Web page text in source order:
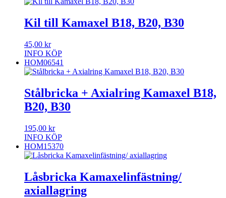
Kil till Kamaxel B18, B20, B30
45,00 kr
INFO KÖP
HOM06541
Stålbricka + Axialring Kamaxel B18,
B20, B30
195,00 kr
INFO KÖP
HOM15370
Låsbricka Kamaxelinfästning/
axiallagring